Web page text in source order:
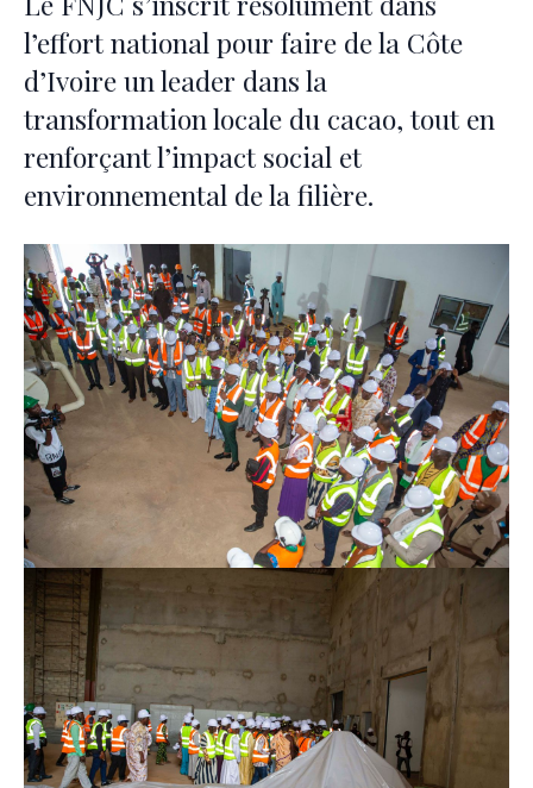
l’effort national pour faire de la Côte
d’Ivoire un leader dans la
transformation locale du cacao, tout en
renforçant l’impact social et
environnemental de la filière.